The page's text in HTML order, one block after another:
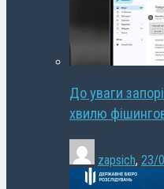
До уваги
хвилю
zapsich, 23/